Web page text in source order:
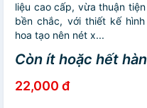
liệu cao cấp, vừa thuận
bền chắc, với thiết kế
hoa tạo nên nét x...
Còn ít hoặc hết
22,000 đ